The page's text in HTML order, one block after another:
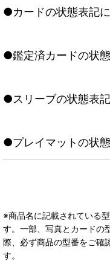
●カードの状態表記
●鑑定済カードの状
●スリーブの状態表
●プレイマットの状
※商品名に記載されている
す。一部、写真とカードの
際、必ず商品の型番をご確
す。